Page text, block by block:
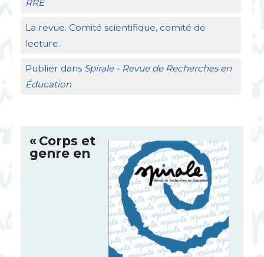
RRÉ
La revue. Comité scientifique, comité de
lecture.
Publier dans Spirale - Revue de Recherches en
Éducation
«Corps et
genre en